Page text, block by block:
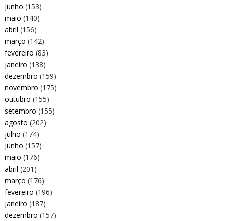
junho (153)
maio (140)
abril (156)
março (142)
fevereiro (83)
janeiro (138)
dezembro (159)
novembro (175)
outubro (155)
setembro (155)
agosto (202)
julho (174)
junho (157)
maio (176)
abril (201)
março (176)
fevereiro (196)
janeiro (187)
dezembro (157)